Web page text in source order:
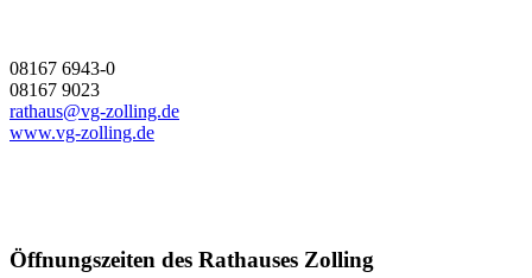
08167 6943-0
08167 9023
rathaus@vg-zolling.de
www.vg-zolling.de
Öffnungszeiten des Rathauses Zolling